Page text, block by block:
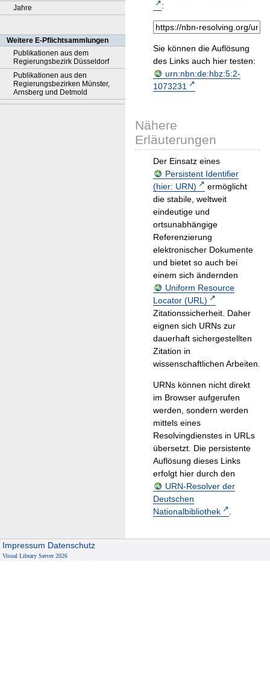
Jahre
Weitere E-Pflichtsammlungen
Publikationen aus dem
Regierungsbezirk Düsseldorf
Publikationen aus den
Regierungsbezirken Münster,
Arnsberg und Detmold
:
Sie können die Auflösung
des Links auch hier testen:
urn:nbn:de:hbz:5:2-
1073231
Nähere
Erläuterungen
Der Einsatz eines
Persistent Identifier
(hier: URN)
ermöglicht
die stabile, weltweit
eindeutige und
ortsunabhängige
Referenzierung
elektronischer Dokumente
und bietet so auch bei
einem sich ändernden
Uniform Resource
Locator (URL)
Zitationssicherheit. Daher
eignen sich URNs zur
dauerhaft sichergestellten
Zitation in
wissenschaftlichen Arbeiten.
URNs können nicht direkt
im Browser aufgerufen
werden, sondern werden
mittels eines
Resolvingdienstes in URLs
übersetzt. Die persistente
Auflösung dieses Links
erfolgt hier durch den
URN-Resolver der
Deutschen
Nationalbibliothek
.
Impressum Datenschutz
Visual Library Server 2026